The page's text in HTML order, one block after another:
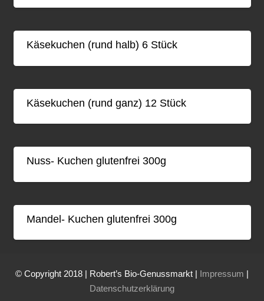
Käsekuchen (rund halb) 6 Stück
Käsekuchen (rund ganz) 12 Stück
Nuss- Kuchen glutenfrei 300g
Mandel- Kuchen glutenfrei 300g
© Copyright 2018 | Robert’s Bio-Genussmarkt | Impressum |
Datenschutzerklärung